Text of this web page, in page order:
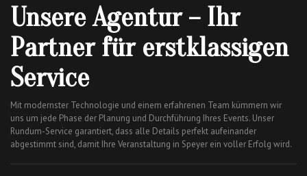
Unsere Agentur – Ihr
Partner für erstklassigen
Service
Mit modernster Technologie und einem erfahrenen Team kümmern wir
uns um jede Phase der Planung und Durchführung Ihres Events. Unser
Rundum-Service garantiert, dass alle Details perfekt aufeinander
abgestimmt sind, damit Ihre Veranstaltung in Speyer ein voller Erfolg wird.